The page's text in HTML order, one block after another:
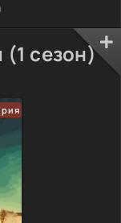
сезон)